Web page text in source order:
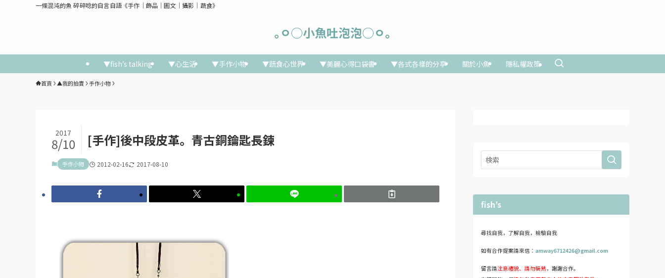
一條混沌的魚 碎碎唸的自言自語《手作│飾品│圖文│攝影│蔬食》
｡ㅇ○小魚吐泡泡○ㅇ｡
▼fish’s talking ▼心生活 ▼手作小物 ▼蔬食心世界 ▼美麗心得口袋書 ▼各式各樣的分享 關於小魚 隱私權政策
首頁 ▲我的拍賣 手作小物
[手作]後中段皮革。青古銅鑰匙長鍊
2017
8/10
手作小物 2012-02-16 2017-08-10
fish’s
尋找自我，了解自我，檢驗自我
如有合作提案請來信： amway6712426@gmail.com
留言請注意禮貌、請勿裝熟，謝謝合作。